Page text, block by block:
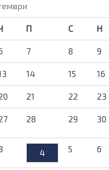
П С Н
7 8 9
14 15 16
21 22 23
28 29 30
4 5 6